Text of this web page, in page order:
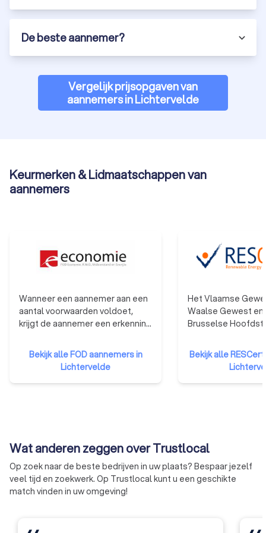
De beste aannemer?
Vergelijk prijsopgaven van
aannemers in Lichtervelde
Keurmerken & Lidmaatschappen van
aannemers
Wanneer een aannemer aan een
aantal voorwaarden voldoet,
krijgt de aannemer een erkenning
minister op advies van de
federale erkenningscommissie.
De erkenning geeft aan de
aanbestedende overheden het
kwaliteitslabel.
Bekijk alle FOD aannemers in
Lichtervelde
Het Vlaamse
Waalse Gewest
Brusselse
opgezet dat
opleiden en de
betrouwbare en
installateurs. Het certificaat van
afgelegd.
Bekijk alle
Wat anderen zeggen over Trustlocal
Op zoek naar de beste bedrijven in uw plaats? Bespaar jezelf
veel tijd en zoekwerk. Op Trustlocal kunt u een geschikte
match vinden in uw omgeving!